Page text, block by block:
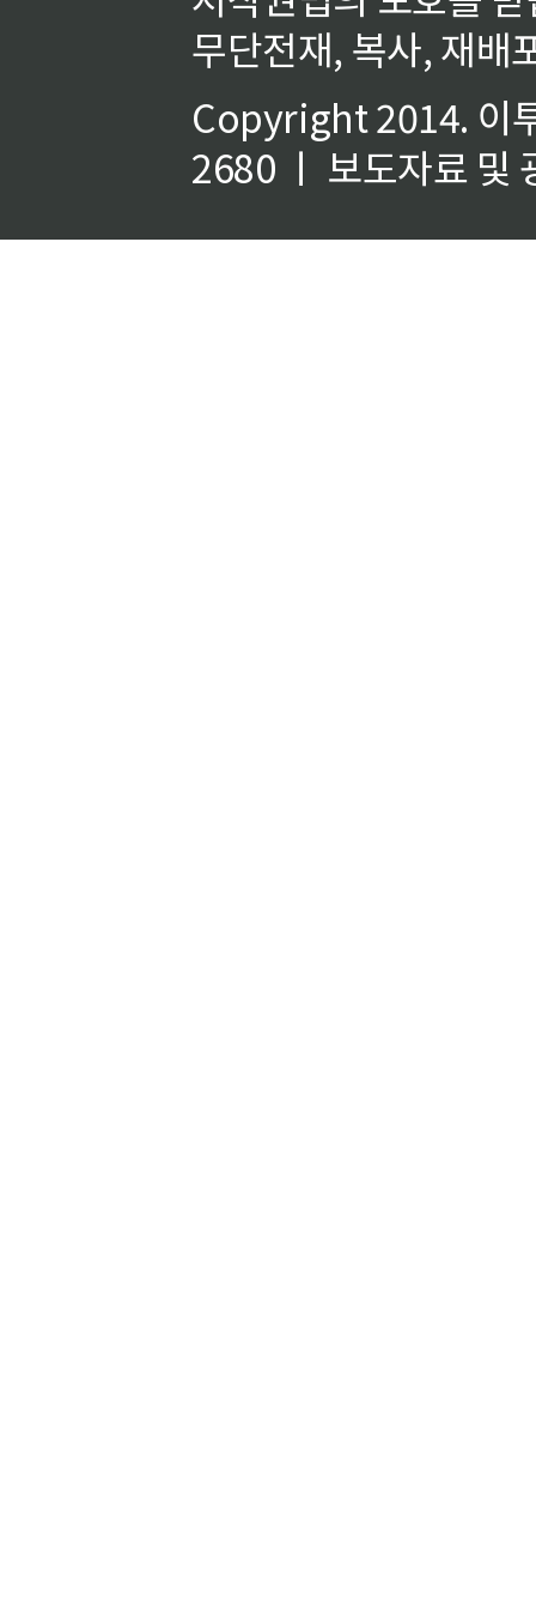
무단전재, 복사, 재배
Copyright 2014. 이
2680 ㅣ 보도자료